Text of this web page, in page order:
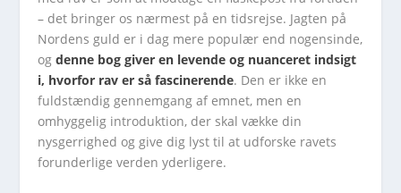
– det bringer os nærmest på en tidsrejse. Jagten på
Nordens guld er i dag mere populær end nogensinde,
ogdenne bog giver en levende og nuanceret indsigt
i, hvorfor rav er så fascinerende. Den er ikke en
fuldstændig gennemgang af emnet, men en
omhyggelig introduktion, der skal vække din
nysgerrighed og give dig lyst til at udforske ravets
forunderlige verden yderligere.